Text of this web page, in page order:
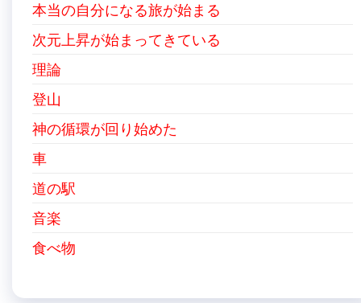
本当の自分になる旅が始まる
次元上昇が始まってきている
理論
登山
神の循環が回り始めた
車
道の駅
音楽
食べ物